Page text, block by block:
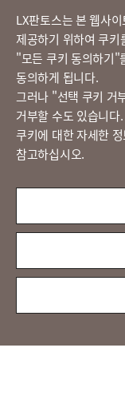
(주)LX판토스 사업자등
서
대표전화 :02-3771-2114
해외직구 문의 : 02-
© LX Pantos Co., Ltd.
LX판토스는 본 웹사
제공하기 위하여 쿠키
​"모든 쿠키 동의하기"
동의하게 됩니다.
그러나 "선택 쿠키 거
거부할 수도 있습니다.
쿠키에 대한 자세한
참고하십시오.